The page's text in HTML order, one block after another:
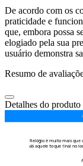
De acordo com os
praticidade e
que, embora possa
elogiado pela sua
usuário demonstra
Resumo de
Detalhes do produto